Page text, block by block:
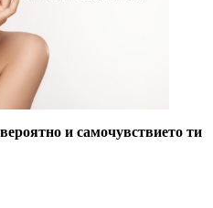
и самочувствието ти